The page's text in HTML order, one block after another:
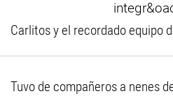
Carlitos y el recordado equipo
Tuvo de compañeros a nenes